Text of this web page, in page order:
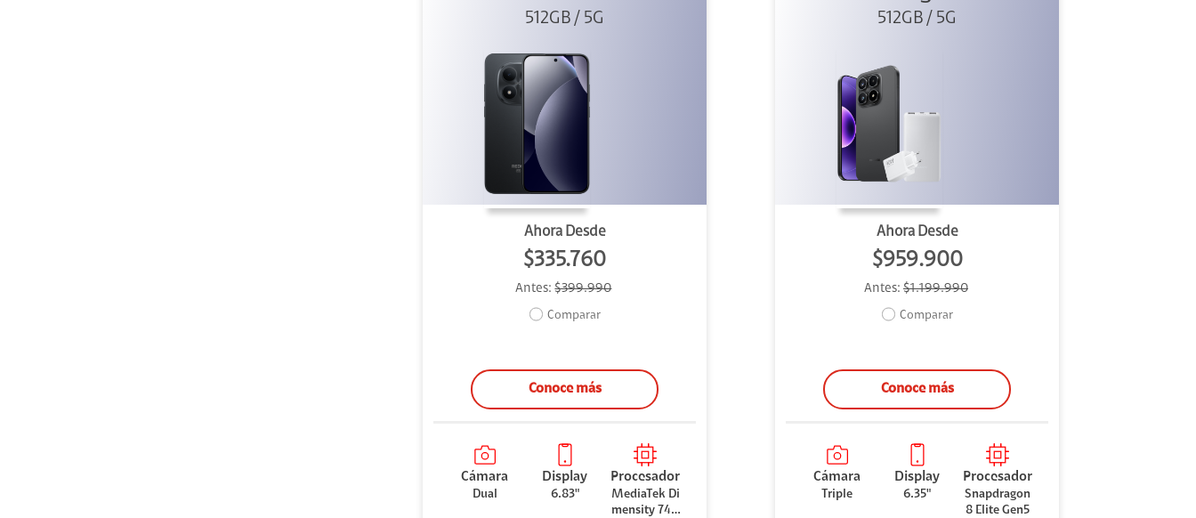
512GB 5G Negro
512GB / 5G
Ahora Desde
$335.760
Antes:$399.990
Comparar
Conoce más
Cámara
Dual
Display
6.83"
Procesador
MediaTek Di
mensity 740
PowerBank +
512GB / 5G
Ahora Desde
$959.900
Antes: $1.199.990
Comparar
Conoce más
Cámara
Triple
Display
6.35"
Procesador
Snapdragon
8 Elite Gen5